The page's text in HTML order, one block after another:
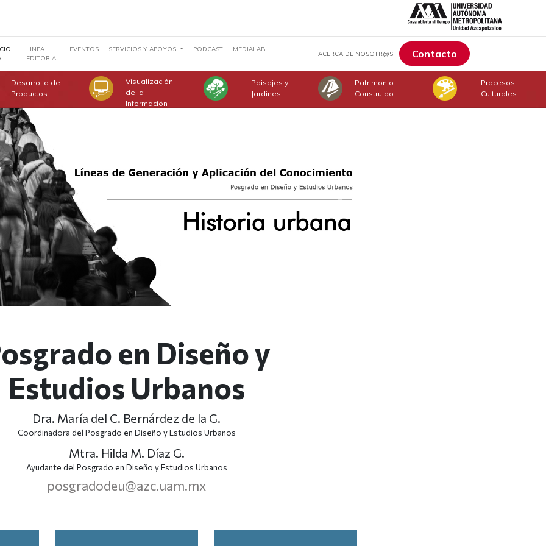
LINEA
EDITORIAL
EVENTOS SERVICIOS Y APOYOS PODCAST MEDIALAB
ACERCA DE NOSOTR@S Contacto
Desarrollo de
Productos
Visualización
de la
Información
Paisajes y
Jardines
Patrimonio
Construido
Procesos
Culturales
en Diseño y
Estudios Urbanos
Dra. María del C. Bernárdez de la G.
Coordinadora del Posgrado en Diseño y Estudios Urbanos
Mtra. Hilda M. Díaz G.
Ayudante del Posgrado en Diseño y Estudios Urbanos
posgradodeu@azc.uam.mx